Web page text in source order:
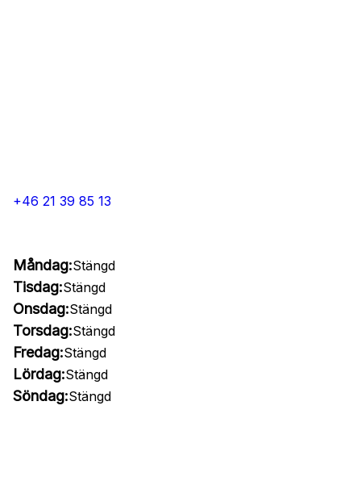
+46 21 39 85 13
Måndag:Stängd
Tisdag:Stängd
Onsdag:Stängd
Torsdag:Stängd
Fredag:Stängd
Lördag:Stängd
Söndag:Stängd